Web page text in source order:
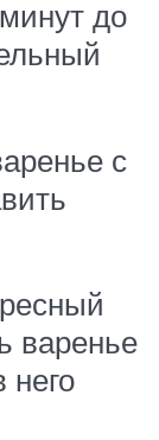
до
с
варенье
него